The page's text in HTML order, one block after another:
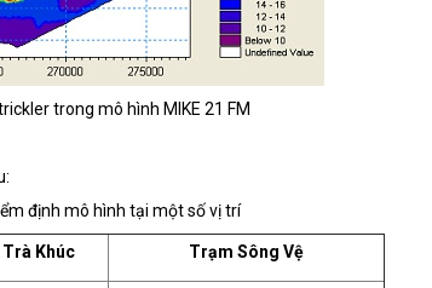
trong mô hình MIKE 21 FM
định mô hình tại một số vị trí
Khúc Trạm Sông Vệ